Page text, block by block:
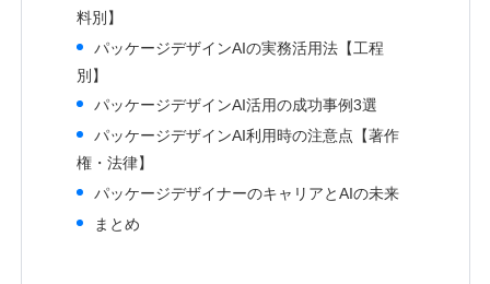
料別】
パッケージデザインAIの実務活用法【工程
別】
パッケージデザインAI活用の成功事例3選
パッケージデザインAI利用時の注意点【著作
権・法律】
パッケージデザイナーのキャリアとAIの未来
まとめ